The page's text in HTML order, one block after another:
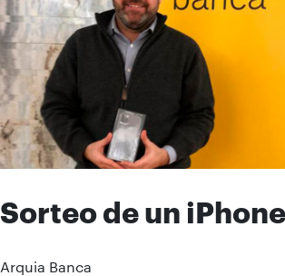
Sorteo de un iPhone
Arquia Banca